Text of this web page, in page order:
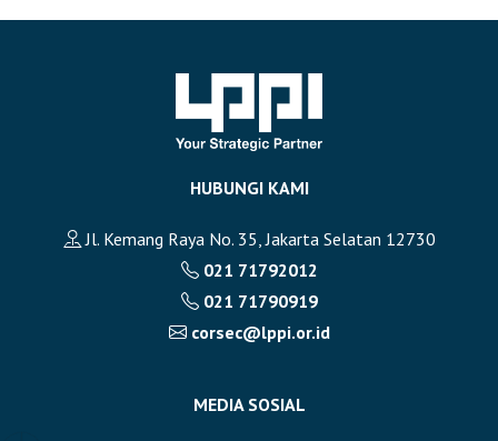
HUBUNGI KAMI
Jl. Kemang Raya No. 35, Jakarta Selatan 12730
021 71792012
021 71790919
corsec@lppi.or.id
MEDIA SOSIAL